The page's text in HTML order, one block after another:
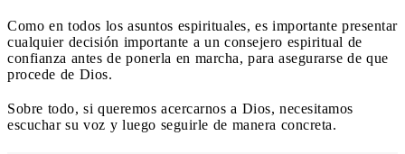
Como en todos los asuntos espirituales, es importante presentar
cualquier decisión importante a un consejero espiritual de
confianza antes de ponerla en marcha, para asegurarse de que
procede de Dios.
Sobre todo, si queremos acercarnos a Dios, necesitamos
escuchar su voz y luego seguirle de manera concreta.